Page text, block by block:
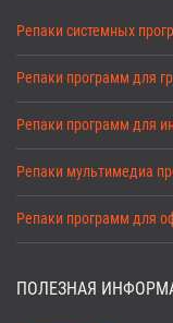
Репаки системных
Репаки программ для
Репаки программ для
Репаки мультимедиа
Репаки программ для
ПОЛЕЗНАЯ